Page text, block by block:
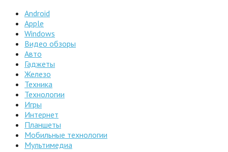
Android
Apple
Windows
Видео обзоры
Авто
Гаджеты
Железо
Техника
Технологии
Игры
Интернет
Планшеты
Мобильные технологии
Мультимедиа